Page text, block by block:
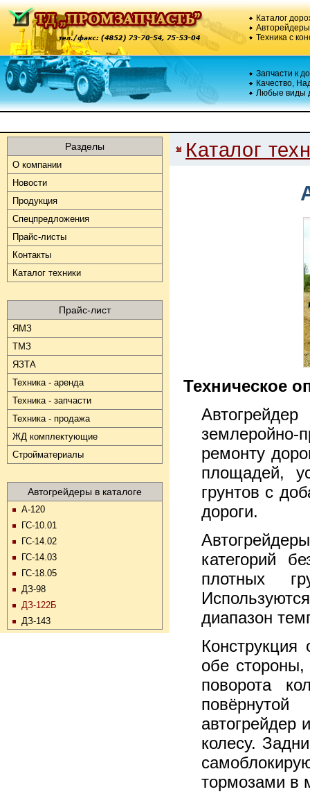
Каталог
Техника с
Запчасти к
Качество,
Любые виды
Каталог
Техническое
ремонту
площадей,
грунтов с
дороги.
категорий
плотных
диапазон
обе
поворота
автогрейдер
колесу.
тормозами в
Разделы
О компании
Новости
Продукция
Спецпредложения
Прайс-листы
Контакты
Каталог техники
Прайс-лист
ЯМЗ
ТМЗ
ЯЗТА
Техника - аренда
Техника - запчасти
Техника - продажа
ЖД комплектующие
Стройматериалы
Автогрейдеры в каталоге
А-120
ГС-10.01
ГС-14.02
ГС-14.03
ГС-18.05
ДЗ-98
ДЗ-122Б
ДЗ-143